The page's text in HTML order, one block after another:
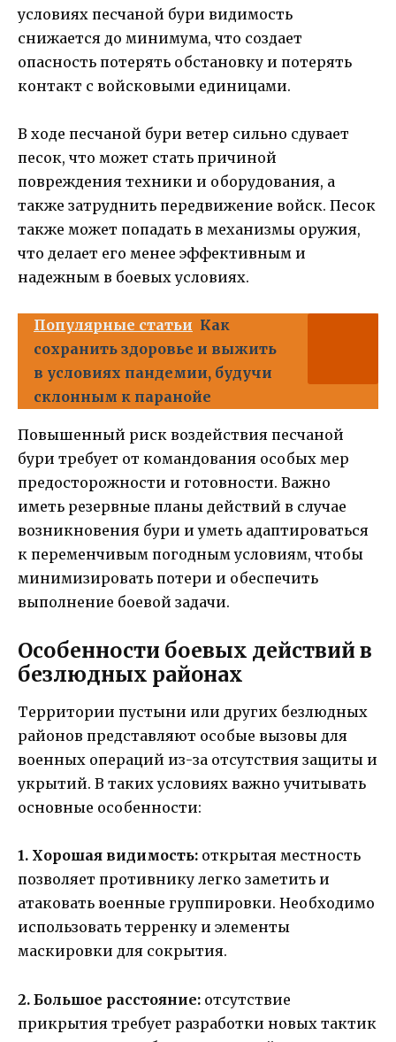
условиях песчаной бури видимость
снижается до минимума, что создает
опасность потерять обстановку и потерять
контакт с войсковыми единицами.
В ходе песчаной бури ветер сильно сдувает
песок, что может стать причиной
повреждения техники и оборудования, а
также затруднить передвижение войск. Песок
также может попадать в механизмы оружия,
что делает его менее эффективным и
надежным в боевых условиях.
Популярные статьи Как
сохранить здоровье и выжить
в условиях пандемии, будучи
склонным к паранойе
Повышенный риск воздействия песчаной
бури требует от командования особых мер
предосторожности и готовности. Важно
иметь резервные планы действий в случае
возникновения бури и уметь адаптироваться
к переменчивым погодным условиям, чтобы
минимизировать потери и обеспечить
выполнение боевой задачи.
Особенности боевых действий в
безлюдных районах
Территории пустыни или других безлюдных
районов представляют особые вызовы для
военных операций из-за отсутствия защиты и
укрытий. В таких условиях важно учитывать
основные особенности:
1. Хорошая видимость: открытая местность
позволяет противнику легко заметить и
атаковать военные группировки. Необходимо
использовать терренку и элементы
маскировки для сокрытия.
2. Большое расстояние: отсутствие
прикрытия требует разработки новых тактик